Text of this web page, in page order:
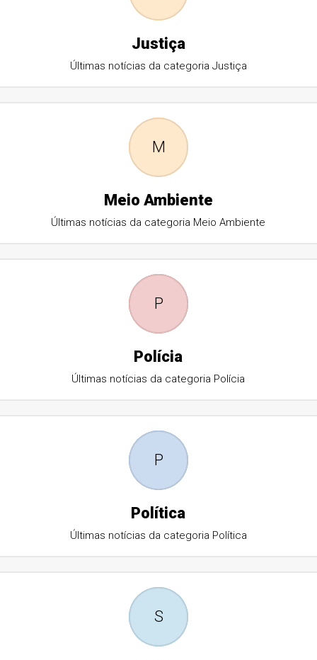
Justiça
Últimas notícias da categoria Justiça
M
Meio Ambiente
Últimas notícias da categoria Meio Ambiente
P
Polícia
Últimas notícias da categoria Polícia
P
Política
Últimas notícias da categoria Política
S